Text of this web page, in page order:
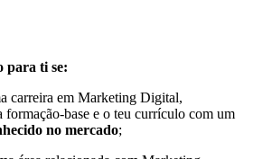
para ti se:
carreira em Marketing Digital,
formação-base e o teu currículo com um
no mercado;